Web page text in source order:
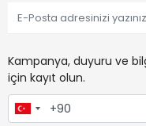
Kampanya, duyuru ve
için kayıt olun.